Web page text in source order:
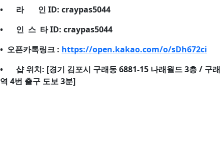
•
라 인 ID: craypas5044
•
인 스 타 ID: craypas5044
• 오픈카톡링크 : https://open.kakao.com/o/sDh672ci
•
샵 위치: [경기 김포시 구래동 6881-15 나래월드 3층 / 구래
역 4번 출구 도보 3분]